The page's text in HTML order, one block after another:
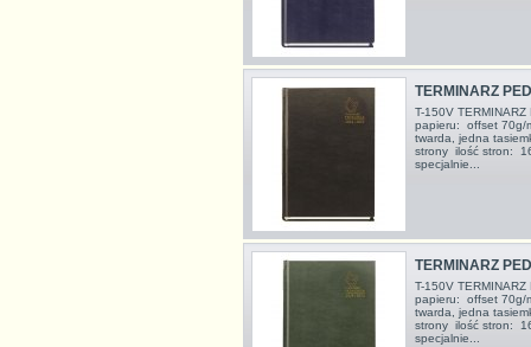
TERMINARZ
T-150V
papieru: offset 70g/
twarda, jedna
strony ilość stron:
specjalnie...
TERMINARZ
T-150V
papieru: offset 70g/
twarda, jedna
strony ilość stron:
specjalnie...